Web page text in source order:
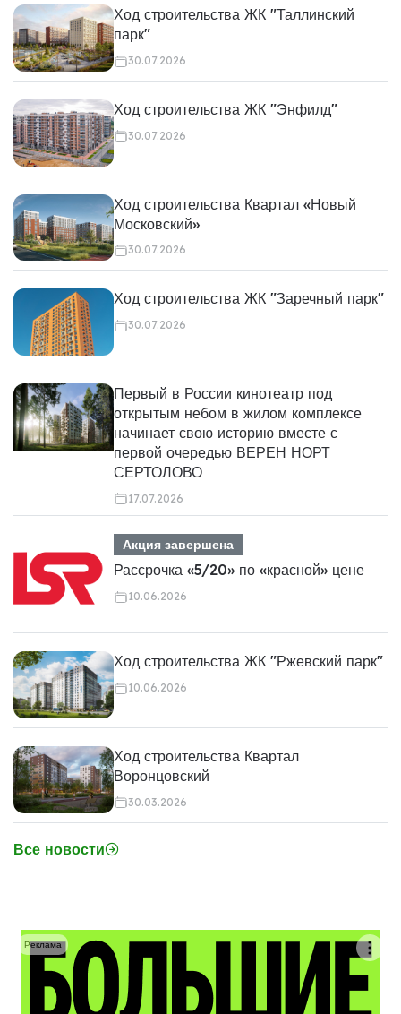
Ход строительства ЖК "Таллинский
парк"
30.07.2026
Ход строительства ЖК "Энфилд"
30.07.2026
Ход строительства Квартал «Новый
Московский»
30.07.2026
Ход строительства ЖК "Заречный парк"
30.07.2026
Первый в России кинотеатр под
открытым небом в жилом комплексе
начинает свою историю вместе с
первой очередью ВЕРЕН НОРТ
СЕРТОЛОВО
17.07.2026
Акция завершена
Рассрочка «5/20» по «красной» цене
10.06.2026
Ход строительства ЖК "Ржевский парк"
10.06.2026
Ход строительства Квартал
Воронцовский
30.03.2026
Все новости
Реклама